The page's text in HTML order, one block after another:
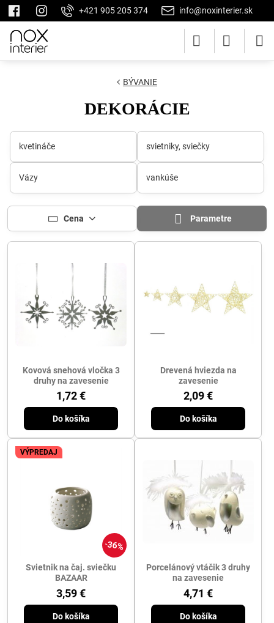
+421 905 205 374 info@noxinterier.sk
BÝVANIE
DEKORÁCIE
kvetináče svietniky, sviečky
Vázy vankúše
Cena Parametre
Kovová snehová vločka 3
druhy na zavesenie
1,72 €
Do košíka
Drevená hviezda na
zavesenie
2,09 €
Do košíka
36%
VÝPREDAJ
Svietnik na čaj. sviečku
BAZAAR
3,59 €
Do košíka
Porcelánový vtáčik 3 druhy
na zavesenie
4,71 €
Do košíka